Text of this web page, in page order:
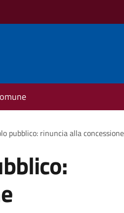
pubblico: rinuncia alla concessione